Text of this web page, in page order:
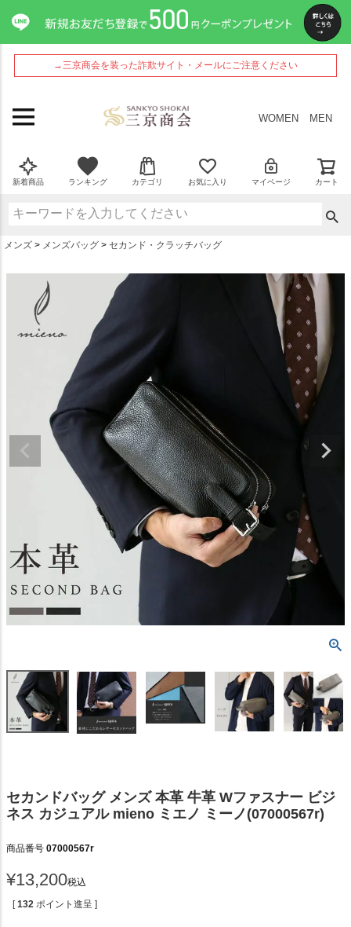
→三京商会を装った詐欺サイト・メールにご注意ください
WOMEN MEN
新着商品 ランキング カテゴリ お気に入り マイページ カート
メンズ メンズバッグ セカンド・クラッチバッグ
セカンドバッグ メンズ 本革 牛革 Wファスナー ビジ
ネス カジュアル mieno ミエノ ミーノ(07000567r)
商品番号 07000567r
¥13,200税込
[ 132 ポイント進呈 ]
ペー
ジト
ップ
へ